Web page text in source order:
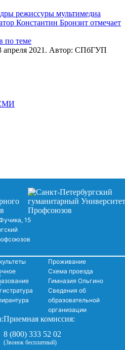
режиссуры мультимедиа
Константин Бронзит отмечает
по теме
апреля 2021 . Автор: СПбГУП
15
Проживание
Схема проезда
Гимназия Ольгино
Сведения об
образовательной
организации
Приемная комиссия:
8 (800) 333 52 02
(Звонок бесплатный)